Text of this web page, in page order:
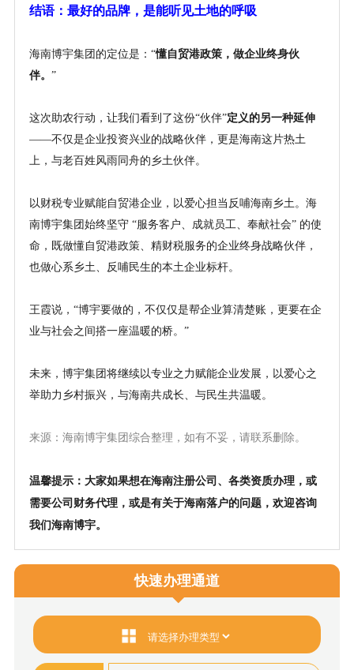
结语：最好的品牌，是能听见土地的呼吸
海南博宇集团 的定位是： “懂自贸港政策，做企业终身伙
伴。 ”
这次助农行动，让我们看到了这份“伙伴”定义的另一种延伸
——不仅是企业投资兴业的战略伙伴，更是海南这片热土
上，与老百姓风雨同舟的乡土伙伴。
以财税专业赋能自贸港企业，以爱心担当反哺海南乡土。海
南博宇集团始终坚守 “服务客户、成就员工、奉献社会” 的使
命，既做懂自贸港政策、精财税服务的企业终身战略伙伴，
也做心系乡土、反哺民生的本土企业标杆。
王霞说， “博宇要做的，不仅仅是帮企业算清楚账，更要在企
业与社会之间搭一座温暖的桥。”
未来，博宇集团将继续以专业之力赋能企业发展，以爱心之
举助力乡村振兴，与海南共成长、与民生共温暖。
来源：海南博宇集团综合整理，如有不妥，请联系删除。
温馨提示：大家如果想在海南注册公司、各类资质办理，或
需要公司财务代理，或是有关于海南落户的问题，欢迎咨询
我们海南博宇。
快速办理通道